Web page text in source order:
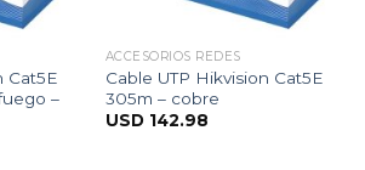
Cat5E
–
ACCESORIOS REDES
Cable UTP Hikvision Cat5E
305m – cobre
USD 142.98